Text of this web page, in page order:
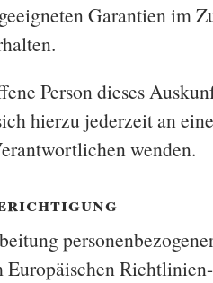
Garantien im
Person dieses
hierzu jederzeit an
wenden.
Europäischen